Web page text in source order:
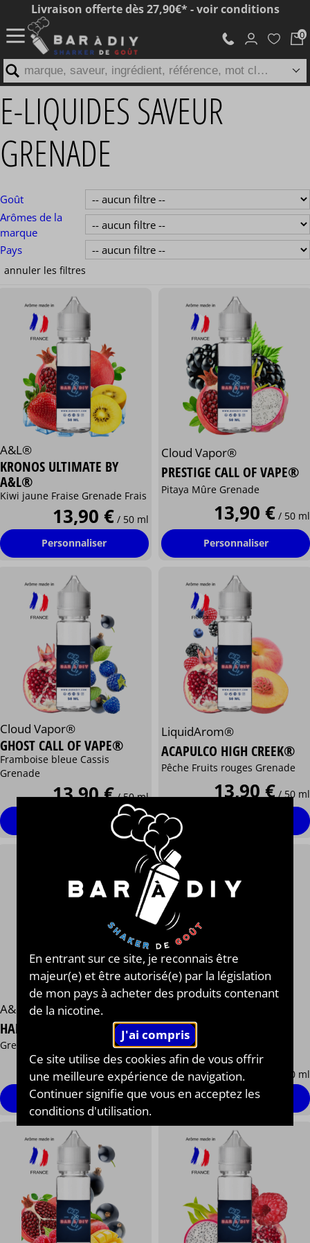
E-LIQUIDES SAVEUR
GRENADE
Goût
Arômes de la
marque
Pays
A&L®
KRONOS ULTIMATE BY
A&L®
Kiwi jaune Fraise Grenade Frais
13,90 € / 50 ml
Personnaliser
Cloud Vapor®
PRESTIGE CALL OF VAPE®
Pitaya Mûre Grenade
13,90 € / 50 ml
Personnaliser
Cloud Vapor®
GHOST CALL OF VAPE®
Framboise bleue Cassis
Grenade
13,90 € / 50 ml
LiquidArom®
ACAPULCO HIGH CREEK®
Pêche Fruits rouges Grenade
13,90 € / 50 ml
A&L®
HADES ULTIMATE BY A&L®
Grenade Fraise Frais
13,90 € / 50 ml
Personnaliser
ZOMBIE CALL OF VAPE®
Citron vert Fruits rouges
Grenade
13,90 €
/ 50 ml
Personnaliser
En entrant sur ce site, je reconnais être
majeur(e) et être autorisé(e) par la législation
de mon pays à acheter des produits contenant
de la nicotine.
Ce site utilise des cookies afin de vous offrir
une meilleure expérience de navigation.
Continuer signifie que vous en acceptez les
conditions d'utilisation.
Livraison offerte dès 27,90€* - voir conditions
marque, saveur, ingrédient, référence, mot clé...